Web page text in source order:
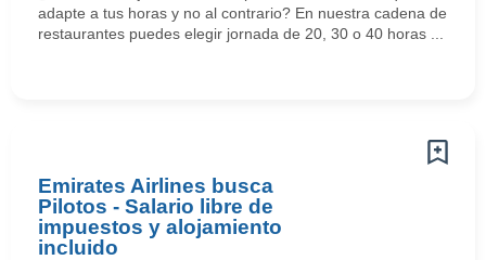
adapte a tus horas y no al contrario? En nuestra cadena de
restaurantes puedes elegir jornada de 20, 30 o 40 horas ...
Emirates Airlines busca
Pilotos - Salario libre de
impuestos y alojamiento
incluido